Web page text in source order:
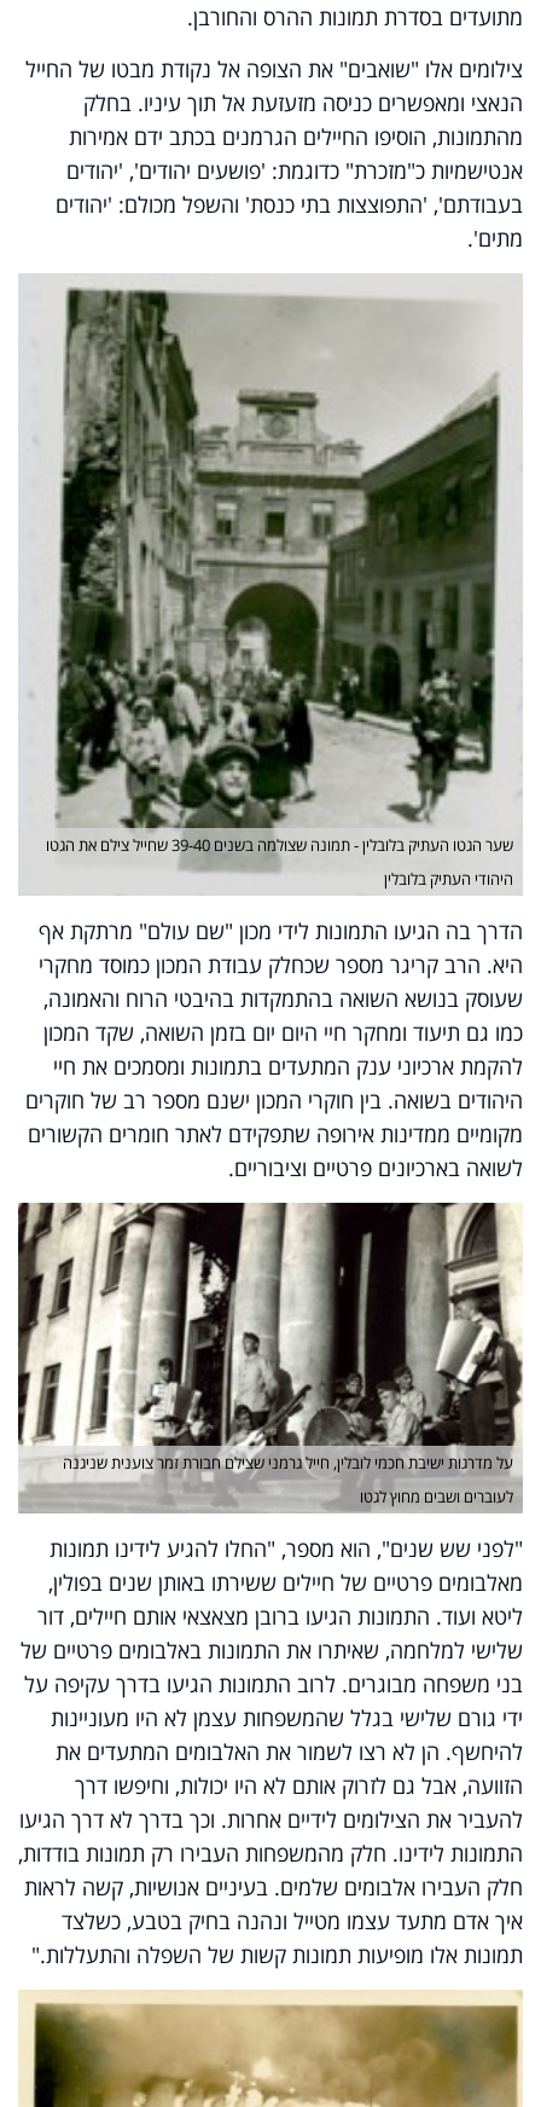
מתועדים בסדרת תמונות ההרס והחורבן.
צילומים אלו "שואבים" את הצופה אל נקודת מבטו של החייל
הנאצי ומאפשרים כניסה מזעזעת אל תוך עיניו. בחלק
מהתמונות, הוסיפו החיילים הגרמנים בכתב ידם אמירות
אנטישמיות כ"מזכרת" כדוגמת: 'פושעים יהודים', 'יהודים
בעבודתם', 'התפוצצות בתי כנסת' והשפל מכולם: 'יהודים
מתים'.
שער הגטו העתיק בלובלין - תמונה שצולמה בשנים 39-40 שחייל צילם את הגטו
היהודי העתיק בלובלין
הדרך בה הגיעו התמונות לידי מכון "שם עולם" מרתקת אף
היא. הרב קריגר מספר שכחלק עבודת המכון כמוסד מחקרי
שעוסק בנושא השואה בהתמקדות בהיבטי הרוח והאמונה,
כמו גם תיעוד ומחקר חיי היום יום בזמן השואה, שקד המכון
להקמת ארכיוני ענק המתעדים בתמונות ומסמכים את חיי
היהודים בשואה. בין חוקרי המכון ישנם מספר רב של חוקרים
מקומיים ממדינות אירופה שתפקידם לאתר חומרים הקשורים
לשואה בארכיונים פרטיים וציבוריים.
על מדרגות ישיבת חכמי לובלין, חייל גרמני שצילם חבורת זמר צוענית שניגנה
לעוברים ושבים מחוץ לגטו
"לפני שש שנים", הוא מספר, "החלו להגיע לידינו תמונות
מאלבומים פרטיים של חיילים ששירתו באותן שנים בפולין,
ליטא ועוד. התמונות הגיעו ברובן מצאצאי אותם חיילים, דור
שלישי למלחמה, שאיתרו את התמונות באלבומים פרטיים של
בני משפחה מבוגרים. לרוב התמונות הגיעו בדרך עקיפה על
ידי גורם שלישי בגלל שהמשפחות עצמן לא היו מעוניינות
להיחשף. הן לא רצו לשמור את האלבומים המתעדים את
הזוועה, אבל גם לזרוק אותם לא היו יכולות, וחיפשו דרך
להעביר את הצילומים לידיים אחרות. וכך בדרך לא דרך הגיעו
התמונות לידינו. חלק מהמשפחות העבירו רק תמונות בודדות,
חלק העבירו אלבומים שלמים. בעיניים אנושיות, קשה לראות
איך אדם מתעד עצמו מטייל ונהנה בחיק בטבע, כשלצד
תמונות אלו מופיעות תמונות קשות של השפלה והתעללות."